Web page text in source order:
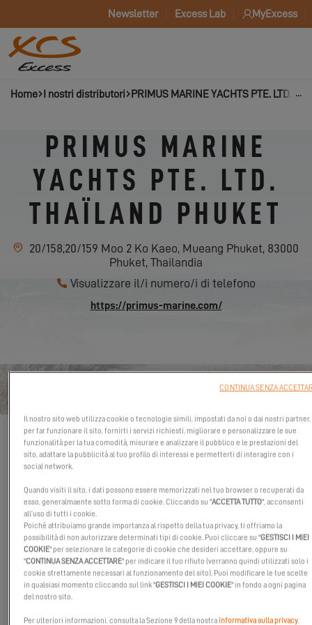
Newsletter Excess Lab MyExcess
Home I nostri distributori PRIMUS MARINE YACHTS PTE. LTD.
PRIMUS MARINE
YACHTS PTE. LTD.
THAÏLAND PHUKET
20/158,20/159 Moo 2 Ko Kaeo, Mueang Phuket, 83000
Phuket, Thailandia
Visualizzare il/i numero/i di telefono
https://primus-marine.com/
CONTACT PRIMUS MARINE
PHUKET
I campi contrassegnati da un asterisco (*) sono obbligatori
IL VOSTRO PROGETTO DI
NAVIGAZIONE
Zona di navigazione
Scegli il tuo catamarano preferito*
Il nostro sito web utilizza cookie o tecnologie simili, impostati da noi o dai nostri partner,
per far funzionare il sito, fornirti i servizi richiesti, migliorare e personalizzare le sue
funzionalità per la tua comodità, misurare e analizzare il pubblico e le prestazioni del
sito, adattare la pubblicità al tuo profilo di interessi e permetterti di interagire con i
social network.
Quando visiti il sito, i dati possono essere memorizzati nel tuo browser o recuperati da
esso, generalmaente sotto forma di cookie. Cliccando su "ACCETTA TUTTO", acconsenti
all’uso di tutti i cookie.
Poiché attribuiamo grande importanza al rispetto della tua privacy, ti offriamo la
possibilità di non autorizzare determinati tipi di cookie. Puoi cliccare su "GESTISCI I MIEI
COOKIE" per selezionare le categorie di cookie che desideri accettare, oppure su
"CONTINUA SENZA ACCETTARE" per indicare il tuo rifiuto (verranno quindi utilizzati solo i
cookie strettamente necessari al funzionamento del sito). Puoi modificare le tue scelte
in qualsiasi momento cliccando sul link "GESTISCI I MIEI COOKIE" in fondo a ogni pagina
del nostro sito.
Per ulteriori informazioni, consulta la Sezione 9 della nostra informativa sulla privacy
CONTINUA SENZA